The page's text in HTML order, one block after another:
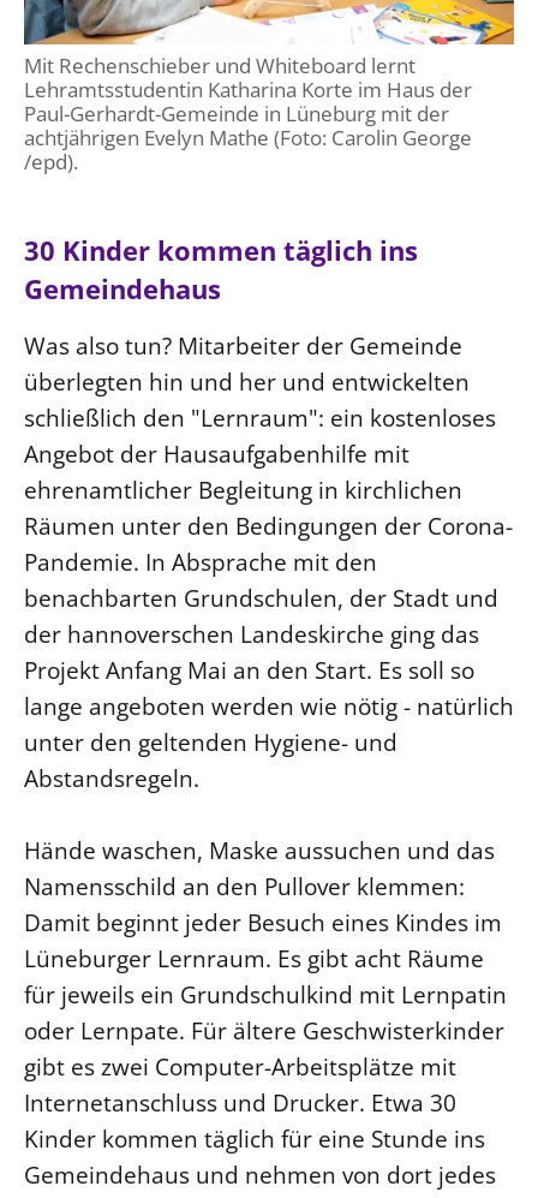
Mit Rechenschieber und Whiteboard lernt
Lehramtsstudentin Katharina Korte im Haus der
Paul-Gerhardt-Gemeinde in Lüneburg mit der
achtjährigen Evelyn Mathe (Foto: Carolin George
/epd).
30 Kinder kommen täglich ins
Gemeindehaus
Was also tun? Mitarbeiter der Gemeinde
überlegten hin und her und entwickelten
schließlich den "Lernraum": ein kostenloses
Angebot der Hausaufgabenhilfe mit
ehrenamtlicher Begleitung in kirchlichen
Räumen unter den Bedingungen der Corona-
Pandemie. In Absprache mit den
benachbarten Grundschulen, der Stadt und
der hannoverschen Landeskirche ging das
Projekt Anfang Mai an den Start. Es soll so
lange angeboten werden wie nötig - natürlich
unter den geltenden Hygiene- und
Abstandsregeln.
Hände waschen, Maske aussuchen und das
Namensschild an den Pullover klemmen:
Damit beginnt jeder Besuch eines Kindes im
Lüneburger Lernraum. Es gibt acht Räume
für jeweils ein Grundschulkind mit Lernpatin
oder Lernpate. Für ältere Geschwisterkinder
gibt es zwei Computer-Arbeitsplätze mit
Internetanschluss und Drucker. Etwa 30
Kinder kommen täglich für eine Stunde ins
Gemeindehaus und nehmen von dort jedes